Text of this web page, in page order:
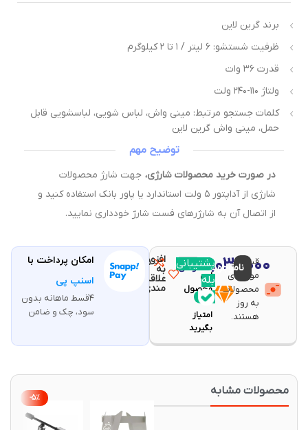
برند گرین لاین
ظرفیت شستشو: ۶ لیتر / ۱ تا ۲ کیلوگرم
قدرت ۳۶ وات
ولتاژ ۱۱۰-۲۴۰ ولت
کلمات جستجو مرتبط: مینی واش، لباس شویی، لباسشویی قابل
حمل، مینی واش گرین لاین
توضیح مهم
در صورت خرید محصولات شارژی،جهت شارژ محصولات
شارژی از آداپتور ۵ ولت استاندارد یا پاور بانک استفاده کنید و
از اتصال آن به شارژرهای فست شارژ خودداری نمایید.
قیمت و
موجودی
محصولات
به روز
هستند.
۷,۰۳۰,۰۰۰تومان ناموجودبا خرید
این
محصول
۱۴۰
امتیاز
بگیرید
پشتیبانی
بله
افزودن
به
علاقه
مندی
مقایسه
امکان پرداخت با
اسنپ پی
۴قسط ماهانه بدون
سود، چک و ضامن
محصولات مشابه